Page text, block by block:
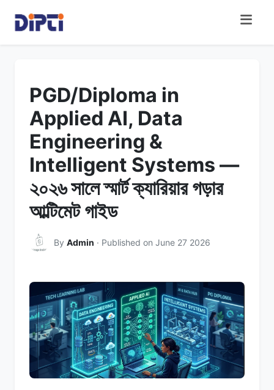
PGD/Diploma in
Applied AI, Data
Engineering &
Intelligent Systems —
২০২৬ সালে স্মার্ট ক্যারিয়ার গড়ার
আল্টিমেট গাইড
By Admin · Published on June 27 2026